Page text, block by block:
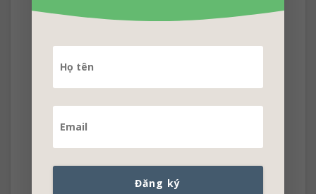
Đăng ký nhận tin khuyến
Không bỏ lở những khuyến mãi Hosting -
Domain - WordPress Themes - WordPress
Đăng ký